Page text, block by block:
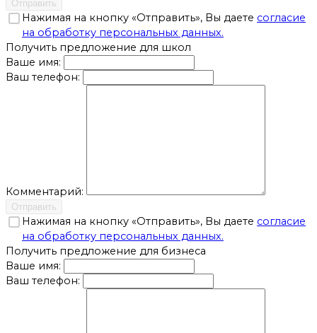
Отправить
Нажимая на кнопку «Отправить», Вы даете согласие
на обработку персональных данных.
Получить предложение для школ
Ваше имя:
Ваш телефон:
Комментарий:
Отправить
Нажимая на кнопку «Отправить», Вы даете согласие
на обработку персональных данных.
Получить предложение для бизнеса
Ваше имя:
Ваш телефон: